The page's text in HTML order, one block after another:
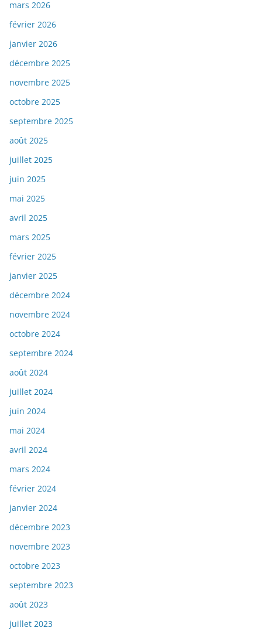
mars 2026
février 2026
janvier 2026
décembre 2025
novembre 2025
octobre 2025
septembre 2025
août 2025
juillet 2025
juin 2025
mai 2025
avril 2025
mars 2025
février 2025
janvier 2025
décembre 2024
novembre 2024
octobre 2024
septembre 2024
août 2024
juillet 2024
juin 2024
mai 2024
avril 2024
mars 2024
février 2024
janvier 2024
décembre 2023
novembre 2023
octobre 2023
septembre 2023
août 2023
juillet 2023